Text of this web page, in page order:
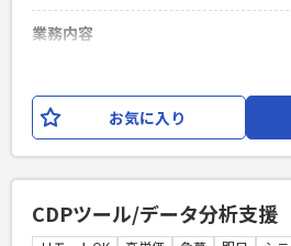
業務内容
援ツールを開発しております。 今
されているプロダクトの運用保守が
トワークの構造やセキュリティーの
に応じて、そちらへのアサインの可能
お気に入り
CDPツール/データ分析支援